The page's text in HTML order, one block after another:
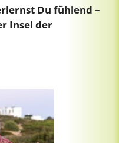
Du fühlend –
Insel der